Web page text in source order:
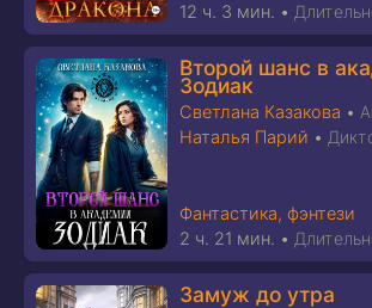
12 ч. 3 мин. •
Второй шанс в
Зодиак
Светлана Казакова •
Наталья Парий •
Фантастика, фэнтези
2 ч. 21 мин. •
Замуж до утра